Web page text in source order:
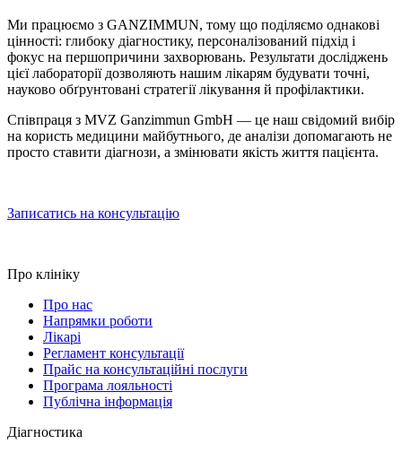
Ми працюємо з GANZIMMUN, тому що поділяємо однакові
цінності: глибоку діагностику, персоналізований підхід і
фокус на першопричини захворювань. Результати досліджень
цієї лабораторії дозволяють нашим лікарям будувати точні,
науково обґрунтовані стратегії лікування й профілактики.
Співпраця з MVZ Ganzimmun GmbH — це наш свідомий вибір
на користь медицини майбутнього, де аналізи допомагають не
просто ставити діагнози, а змінювати якість життя пацієнта.
Записатись на консультацію
Про клініку
Про нас
Напрямки роботи
Лікарі
Регламент консультації
Прайс на консультаційні послуги
Програма лояльності
Публічна інформація
Діагностика